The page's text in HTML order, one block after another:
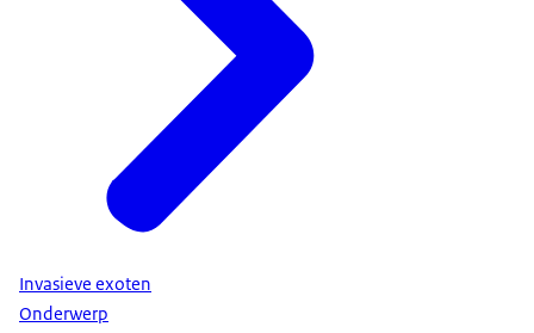
Invasieve exoten
Onderwerp